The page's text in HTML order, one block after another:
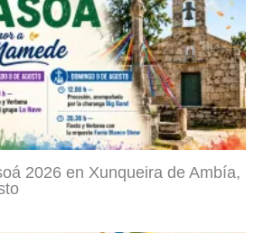
2026 en Xunqueira de Ambía,